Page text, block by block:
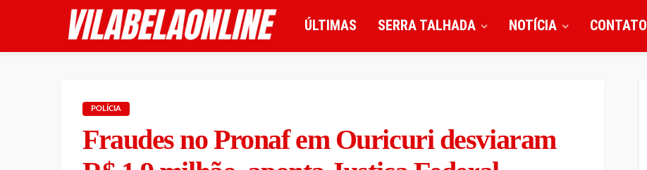
ÚLTIMAS SERRA TALHADA NOTÍCIA CONTATO
POLÍCIA
Fraudes no Pronaf em Ouricuri desviaram